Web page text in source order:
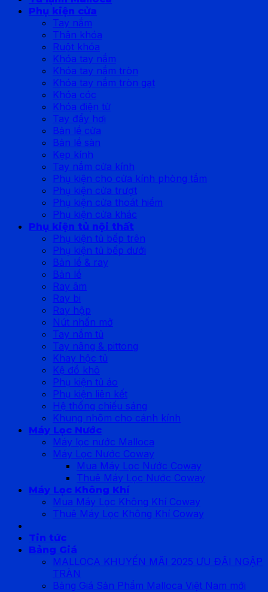
Phụ kiện cửa
Tay nắm
Thân khóa
Ruột khóa
Khóa tay nắm
Khóa tay nắm tròn
Khóa tay nắm tròn gạt
Khóa cóc
Khóa điện tử
Tay đẩy hơi
Bản lề cửa
Bản lề sàn
Kẹp kính
Tay nắm cửa kính
Phụ kiện cho cửa kính phòng tắm
Phụ kiện cửa trượt
Phụ kiện cửa thoát hiểm
Phụ kiện cửa khác
Phụ kiện tủ nội thất
Phụ kiện tủ bếp trên
Phụ kiện tủ bếp dưới
Bản lề & ray
Bản lề
Ray âm
Ray bi
Ray hộp
Nút nhấn mở
Tay nắm tủ
Tay nâng & pittong
Khay hộc tủ
Kệ đồ khô
Phụ kiện tủ áo
Phụ kiện liên kết
Hệ thống chiếu sáng
Khung nhôm cho cánh kính
Máy Lọc Nước
Máy lọc nước Malloca
Máy Lọc Nước Coway
Mua Máy Lọc Nước Coway
Thuê Máy Lọc Nước Coway
Máy Lọc Không Khí
Mua Máy Lọc Không Khí Coway
Thuê Máy Lọc Không Khí Coway
Tin tức
Bảng Giá
MALLOCA KHUYẾN MÃI 2025 ƯU ĐÃI NGẬP
TRÀN
Bảng Giá Sản Phẩm Malloca Việt Nam mới